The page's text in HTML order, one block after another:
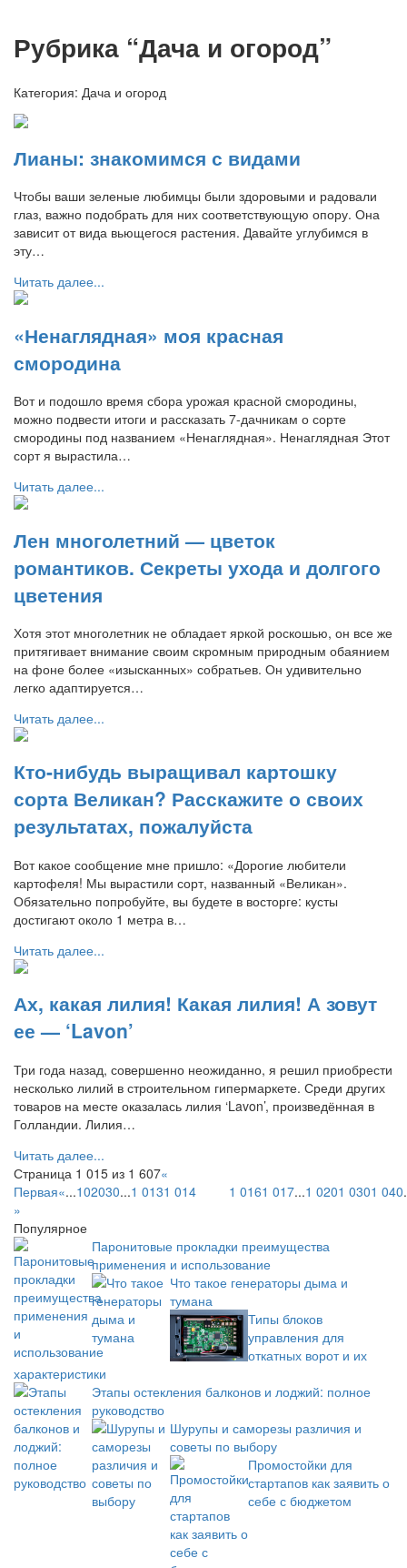
Рубрика “Дача и огород”
Категория: Дача и огород
Лианы: знакомимся с видами
Чтобы ваши зеленые любимцы были здоровыми и радовали
глаз, важно подобрать для них соответствующую опору. Она
зависит от вида вьющегося растения. Давайте углубимся в
эту…
Читать далее...
«Ненаглядная» моя красная
смородина
Вот и подошло время сбора урожая красной смородины,
можно подвести итоги и рассказать 7-дачникам о сорте
смородины под названием «Ненаглядная». Ненаглядная Этот
сорт я вырастила…
Читать далее...
Лен многолетний — цветок
романтиков. Секреты ухода и долгого
цветения
Хотя этот многолетник не обладает яркой роскошью, он все же
притягивает внимание своим скромным природным обаянием
на фоне более «изысканных» собратьев. Он удивительно
легко адаптируется…
Читать далее...
Кто-нибудь выращивал картошку
сорта Великан? Расскажите о своих
результатах, пожалуйста
Вот какое сообщение мне пришло: «Дорогие любители
картофеля! Мы вырастили сорт, названный «Великан».
Обязательно попробуйте, вы будете в восторге: кусты
достигают около 1 метра в…
Читать далее...
Ах, какая лилия! Какая лилия! А зовут
ее — ‘Lavon’
Три года назад, совершенно неожиданно, я решил приобрести
несколько лилий в строительном гипермаркете. Среди других
товаров на месте оказалась лилия ‘Lavon’, произведённая в
Голландии. Лилия…
Читать далее...
Страница 1 015 из 1 607«
Первая«...102030...1 0131 014 1 0161 017...1 0201 0301 040
»
Популярное
Паронитовые прокладки преимущества
применения и использование
Что такое генераторы дыма и
тумана
Типы блоков
управления для
откатных ворот и их
характеристики
Этапы остекления балконов и лоджий: полное
руководство
Шурупы и саморезы различия и
советы по выбору
Промостойки для
стартапов как заявить о
себе с бюджетом